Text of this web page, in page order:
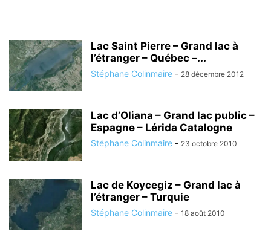
Lac Saint Pierre – Grand lac à
l’étranger – Québec –...
Stéphane Colinmaire - 28 décembre 2012
Lac d’Oliana – Grand lac public –
Espagne – Lérida Catalogne
Stéphane Colinmaire - 23 octobre 2010
Lac de Koycegiz – Grand lac à
l’étranger – Turquie
Stéphane Colinmaire - 18 août 2010